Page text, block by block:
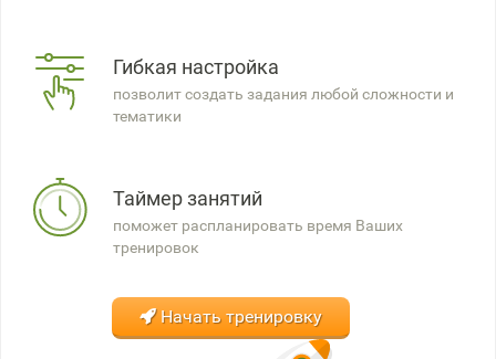
Гибкая настройка
позволит создать задания любой сложности и
тематики
Таймер занятий
поможет распланировать время Ваших
тренировок
Начать тренировку